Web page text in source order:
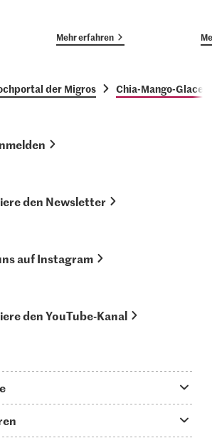
Mehr erfahren
der Migros Chia-Mango-Glace
den Newsletter
auf Instagram
den YouTube-Kanal